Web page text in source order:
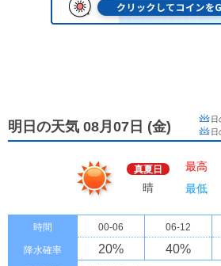
明日の天気 08月07日 (金) 日
日
真夏日
晴
最高
最低
時間 00-06 06-12
降水確率 20% 40%